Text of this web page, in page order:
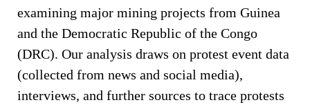
examining major mining projects from Guinea
and the Democratic Republic of the Congo
(DRC). Our analysis draws on protest event data
(collected from news and social media),
interviews, and further sources to trace protests